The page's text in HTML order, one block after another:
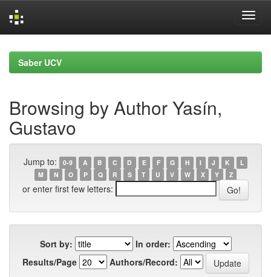
navigationSaber UCV
Browsing by Author Yasín,
Gustavo
Jump to: 0-9 A B C D E F G H I J K
L
M
N O P Q R S T U V W X Y Z
or enter first few letters:
Sort by:
In order:
Results/Page
Authors/Record: